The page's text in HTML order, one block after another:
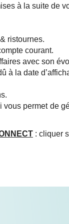
à la suite de
ristournes.
courant.
avec son
à la date
vous permet de
: cliquer